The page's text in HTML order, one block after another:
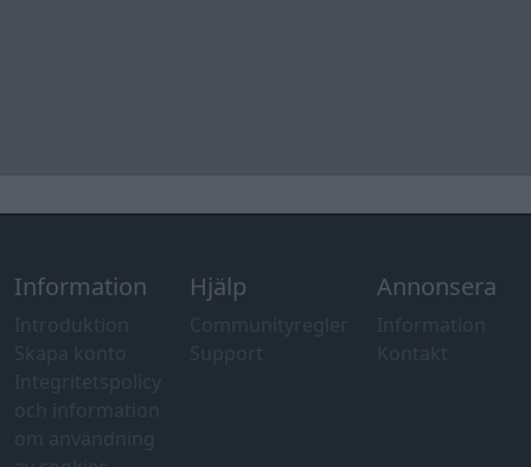
Information Hjälp Annonsera